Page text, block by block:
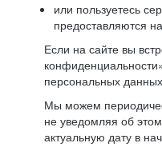
или пользуетесь
предоставляются
Если на сайте вы
персональных
Мы можем
не уведомляя об
актуальную дату в